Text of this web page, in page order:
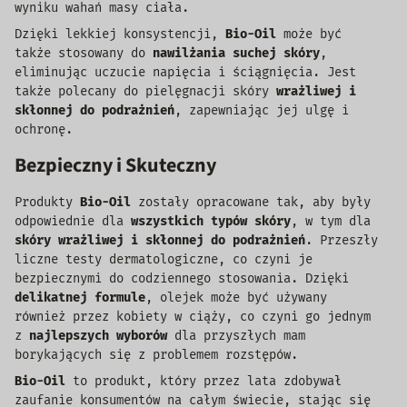
wyniku wahań masy ciała.
Dzięki lekkiej konsystencji, Bio-Oil może być
także stosowany do nawilżania suchej skóry,
eliminując uczucie napięcia i ściągnięcia. Jest
także polecany do pielęgnacji skóry wrażliwej i
skłonnej do podrażnień, zapewniając jej ulgę i
ochronę.
Bezpieczny i Skuteczny
Produkty Bio-Oil zostały opracowane tak, aby były
odpowiednie dla wszystkich typów skóry, w tym dla
skóry wrażliwej i skłonnej do podrażnień. Przeszły
liczne testy dermatologiczne, co czyni je
bezpiecznymi do codziennego stosowania. Dzięki
delikatnej formule, olejek może być używany
również przez kobiety w ciąży, co czyni go jednym
z najlepszych wyborówdla przyszłych mam
borykających się z problemem rozstępów.
Bio-Oil to produkt, który przez lata zdobywał
zaufanie konsumentów na całym świecie, stając się